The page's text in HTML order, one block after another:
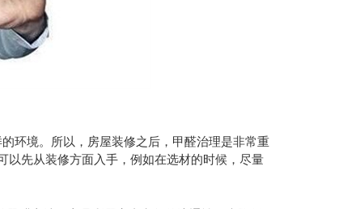
环境。所以，房屋装修之后，甲醛治理是非常重
以先从装修方面入手，例如在选材的时候，尽量